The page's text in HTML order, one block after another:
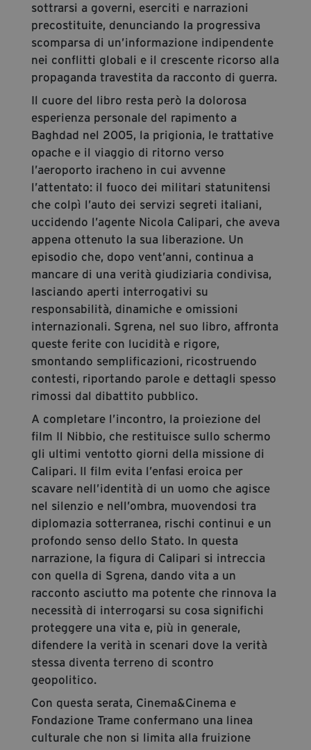
sottrarsi a governi, eserciti e narrazioni
precostituite, denunciando la progressiva
scomparsa di un’informazione indipendente
nei conflitti globali e il crescente ricorso alla
propaganda travestita da racconto di guerra.
Il cuore del libro resta però la dolorosa
esperienza personale del rapimento a
Baghdad nel 2005, la prigionia, le trattative
opache e il viaggio di ritorno verso
l’aeroporto iracheno in cui avvenne
l’attentato: il fuoco dei militari statunitensi
che colpì l’auto dei servizi segreti italiani,
uccidendo l’agente Nicola Calipari, che aveva
appena ottenuto la sua liberazione. Un
episodio che, dopo vent’anni, continua a
mancare di una verità giudiziaria condivisa,
lasciando aperti interrogativi su
responsabilità, dinamiche e omissioni
internazionali. Sgrena, nel suo libro, affronta
queste ferite con lucidità e rigore,
smontando semplificazioni, ricostruendo
contesti, riportando parole e dettagli spesso
rimossi dal dibattito pubblico.
A completare l’incontro, la proiezione del
film Il Nibbio, che restituisce sullo schermo
gli ultimi ventotto giorni della missione di
Calipari. Il film evita l’enfasi eroica per
scavare nell’identità di un uomo che agisce
nel silenzio e nell’ombra, muovendosi tra
diplomazia sotterranea, rischi continui e un
profondo senso dello Stato. In questa
narrazione, la figura di Calipari si intreccia
con quella di Sgrena, dando vita a un
racconto asciutto ma potente che rinnova la
necessità di interrogarsi su cosa significhi
proteggere una vita e, più in generale,
difendere la verità in scenari dove la verità
stessa diventa terreno di scontro
geopolitico.
Con questa serata, Cinema&Cinema e
Fondazione Trame confermano una linea
culturale che non si limita alla fruizione